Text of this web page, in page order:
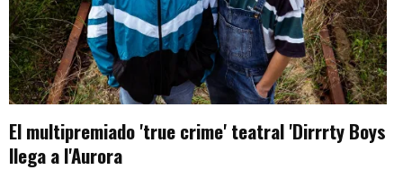
El multipremiado 'true crime' teatral 'Dirrrty Boys
llega a l'Aurora